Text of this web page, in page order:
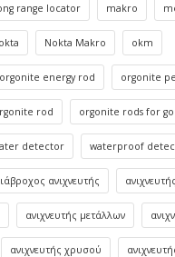
range locator makro
Nokta Makro okm
orgonite energy rod orgonite
rod orgonite rods for
detector waterproof
ανιχνευτής
ανιχνευτής μετάλλων
ανιχνευτής χρυσού